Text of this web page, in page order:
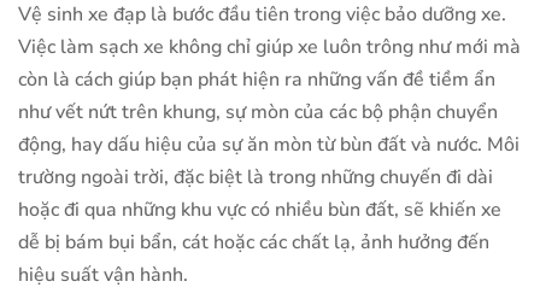
Vệ sinh xe đạp là bước đầu tiên trong việc bảo dưỡng xe.
Việc làm sạch xe không chỉ giúp xe luôn trông như mới mà
còn là cách giúp bạn phát hiện ra những vấn đề tiềm ẩn
như vết nứt trên khung, sự mòn của các bộ phận chuyển
động, hay dấu hiệu của sự ăn mòn từ bùn đất và nước. Môi
trường ngoài trời, đặc biệt là trong những chuyến đi dài
hoặc đi qua những khu vực có nhiều bùn đất, sẽ khiến xe
dễ bị bám bụi bẩn, cát hoặc các chất lạ, ảnh hưởng đến
hiệu suất vận hành.